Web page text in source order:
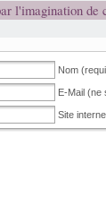
l'imagination de
Nom
E-Mail (ne
Site